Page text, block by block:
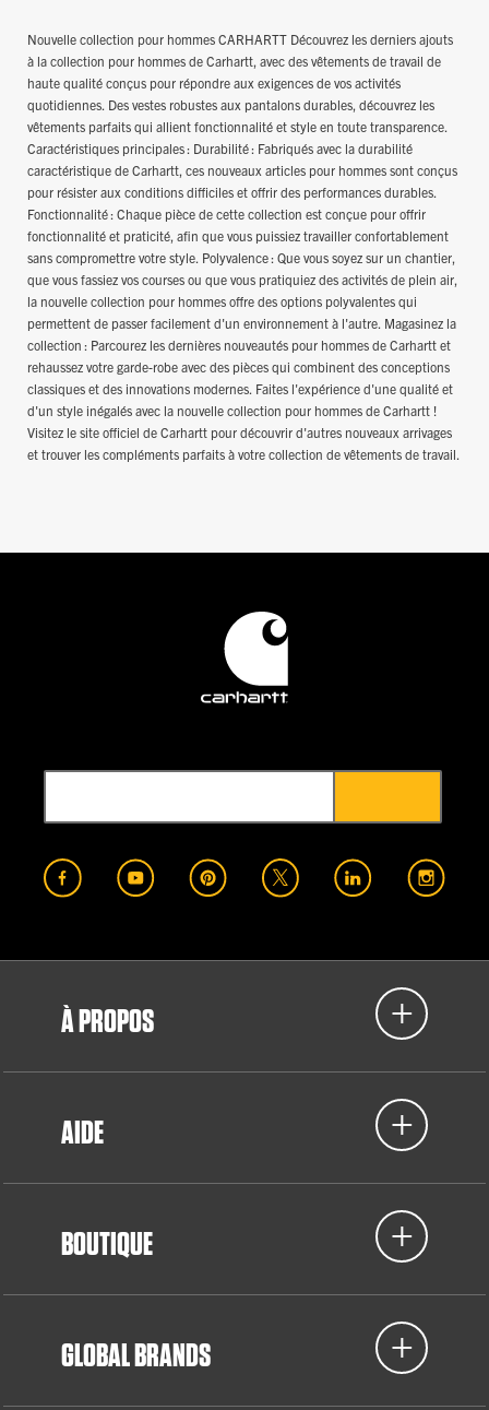
Nouvelle collection pour hommes CARHARTT Découvrez les derniers ajouts
à la collection pour hommes de Carhartt, avec des vêtements de travail de
haute qualité conçus pour répondre aux exigences de vos activités
quotidiennes. Des vestes robustes aux pantalons durables, découvrez les
vêtements parfaits qui allient fonctionnalité et style en toute transparence.
Caractéristiques principales : Durabilité : Fabriqués avec la durabilité
caractéristique de Carhartt, ces nouveaux articles pour hommes sont conçus
pour résister aux conditions difficiles et offrir des performances durables.
Fonctionnalité : Chaque pièce de cette collection est conçue pour offrir
fonctionnalité et praticité, afin que vous puissiez travailler confortablement
sans compromettre votre style. Polyvalence : Que vous soyez sur un chantier,
que vous fassiez vos courses ou que vous pratiquiez des activités de plein air,
la nouvelle collection pour hommes offre des options polyvalentes qui
permettent de passer facilement d'un environnement à l'autre. Magasinez la
collection : Parcourez les dernières nouveautés pour hommes de Carhartt et
rehaussez votre garde-robe avec des pièces qui combinent des conceptions
classiques et des innovations modernes. Faites l'expérience d'une qualité et
d'un style inégalés avec la nouvelle collection pour hommes de Carhartt !
Visitez le site officiel de Carhartt pour découvrir d'autres nouveaux arrivages
et trouver les compléments parfaits à votre collection de vêtements de travail.
À PROPOS
AIDE
BOUTIQUE
GLOBAL BRANDS